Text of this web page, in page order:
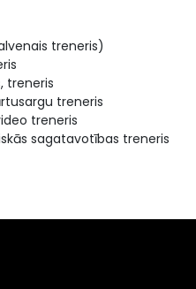
treneris)
treneris
treneris
treneris
sagatavotības treneris